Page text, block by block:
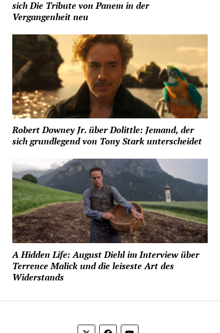
sich Die Tribute von Panem in der
Vergangenheit neu
Robert Downey Jr. über Dolittle: Jemand, der
sich grundlegend von Tony Stark unterscheidet
A Hidden Life: August Diehl im Interview über
Terrence Malick und die leiseste Art des
Widerstands